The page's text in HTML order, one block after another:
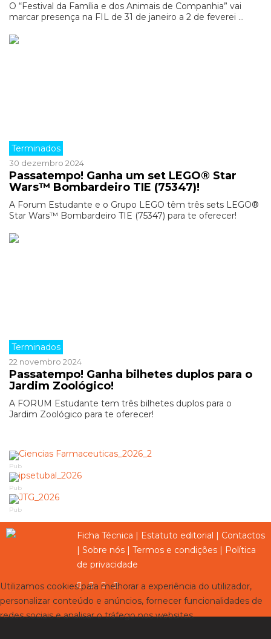
O “Festival da Família e dos Animais de Companhia” vai
marcar presença na FIL de 31 de janeiro a 2 de feverei ...
Terminados
30 dezembro 2024
Passatempo! Ganha um set LEGO® Star
Wars™ Bombardeiro TIE (75347)!
A Forum Estudante e o Grupo LEGO têm três sets LEGO®
Star Wars™ Bombardeiro TIE (75347) para te oferecer!
Terminados
22 novembro 2024
Passatempo! Ganha bilhetes duplos para o
Jardim Zoológico!
A FORUM Estudante tem três bilhetes duplos para o
Jardim Zoológico para te oferecer!
Pub
Pub
Pub
Ficha Técnica Estatuto editorial
Contactos
Sobre nós Termos e condições
Política
de privacidade
Utilizamos cookies para melhorar a experiência do utilizador,
personalizar conteúdo e anúncios, fornecer funcionalidades de
redes sociais e analisar o tráfego nos websites.